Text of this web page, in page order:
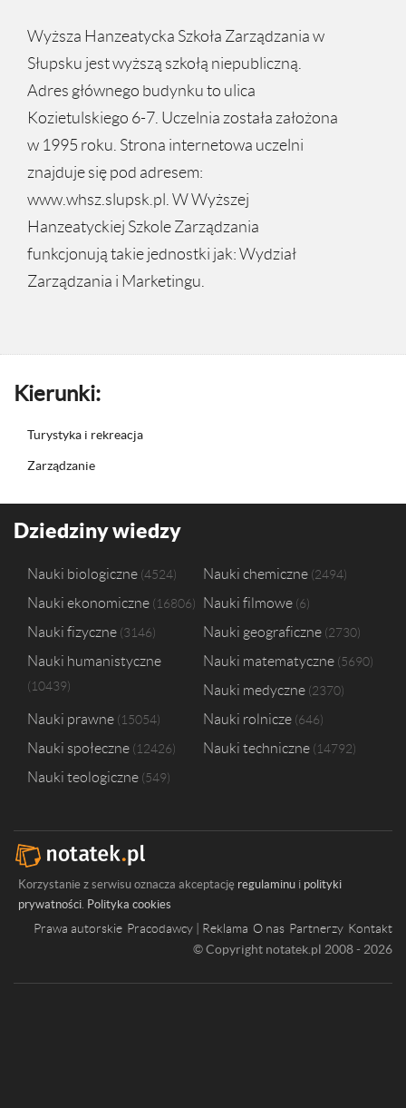
Wyższa Hanzeatycka Szkoła Zarządzania w
Słupsku jest wyższą szkołą niepubliczną.
Adres głównego budynku to ulica
Kozietulskiego 6-7. Uczelnia została założona
w 1995 roku. Strona internetowa uczelni
znajduje się pod adresem:
www.whsz.slupsk.pl. W Wyższej
Hanzeatyckiej Szkole Zarządzania
funkcjonują takie jednostki jak: Wydział
Zarządzania i Marketingu.
Kierunki:
Turystyka i rekreacja
Zarządzanie
Dziedziny wiedzy
Nauki biologiczne 4524 Nauki chemiczne 2494
Nauki ekonomiczne 16806 Nauki filmowe 6
Nauki fizyczne 3146 Nauki geograficzne 2730
Nauki humanistyczne
10439
Nauki matematyczne 5690
Nauki medyczne 2370
Nauki prawne 15054 Nauki rolnicze 646
Nauki społeczne 12426 Nauki techniczne 14792
Nauki teologiczne 549
Korzystanie z serwisu oznacza akceptację regulaminu i polityki
prywatności. Polityka cookies
Prawa autorskie Pracodawcy | Reklama O nas Partnerzy Kontakt
© Copyright notatek.pl 2008 - 2026